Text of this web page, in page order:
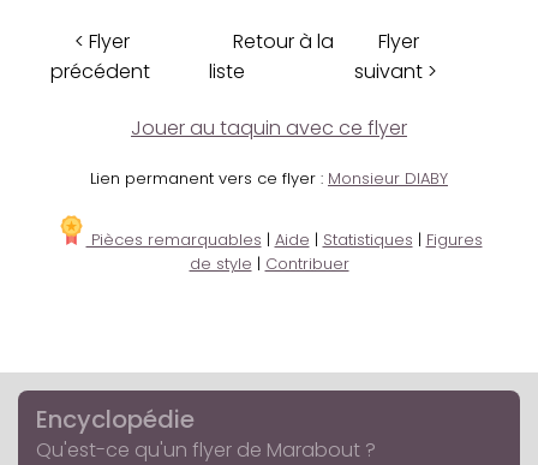
< Flyer
précédent
Retour à la
liste
Flyer
suivant >
Jouer au taquin avec ce flyer
Lien permanent vers ce flyer : Monsieur DIABY
Pièces remarquables | Aide | Statistiques | Figures
de style | Contribuer
Encyclopédie
Qu'est-ce qu'un flyer de Marabout ?